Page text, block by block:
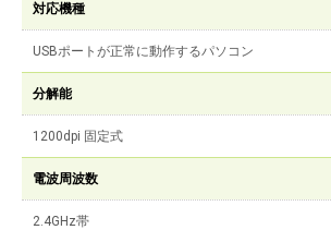
対応機種
USBポートが正常に動作するパソコン
分解能
1200dpi 固定式
電波周波数
2.4GHz帯